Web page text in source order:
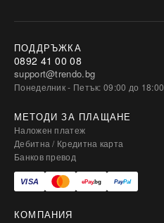
ПОДДРЪЖКА
0892 41 00 08
support@trendo.bg
Понеделник - Петък: 09:00 до 18:00
МЕТОДИ ЗА ПЛАЩАНЕ
Наложен платеж
Дебитна / Кредитна карта
Банков превод
КОМПАНИЯ